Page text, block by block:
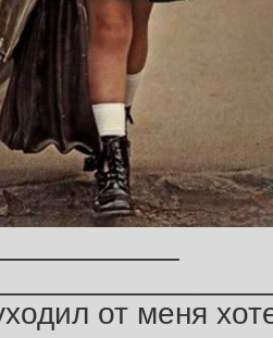
от меня